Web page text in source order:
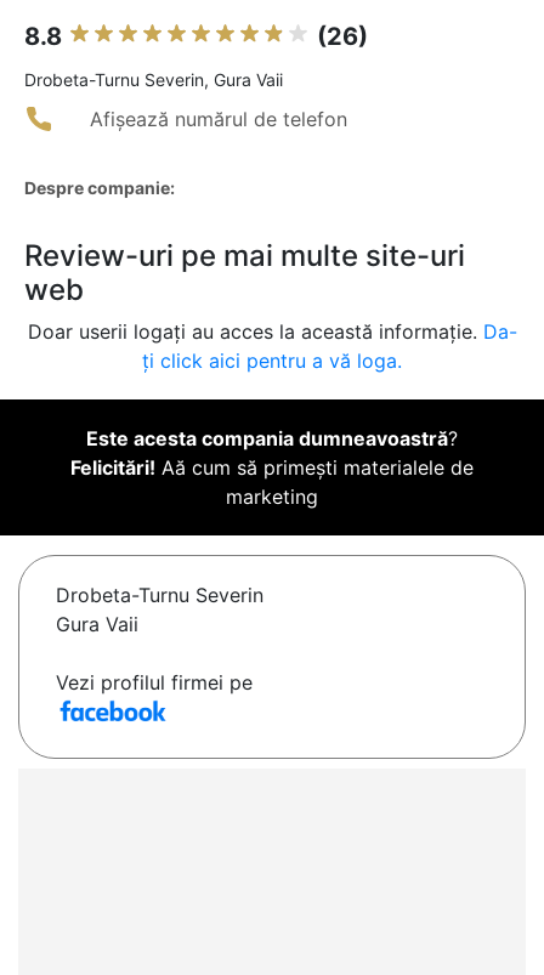
8.8 (26)
Drobeta-Turnu Severin, Gura Vaii
Afișează numărul de telefon
Despre companie:
Review-uri pe mai multe site-uri
web
Doar userii logați au acces la această informație. Da-
ți click aici pentru a vă loga.
Este acesta compania dumneavoastră?
Felicitări! Aă cum să primești materialele de
marketing
Drobeta-Turnu Severin
Gura Vaii
Vezi profilul firmei pe